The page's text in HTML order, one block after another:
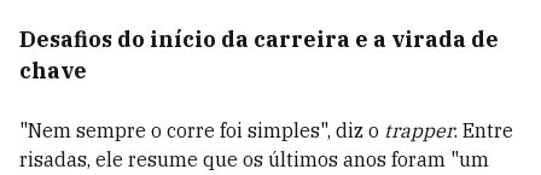
Desafios do início da carreira e a virada de
chave
"Nem sempre o corre foi simples", diz o trapper. Entre
risadas, ele resume que os últimos anos foram "um